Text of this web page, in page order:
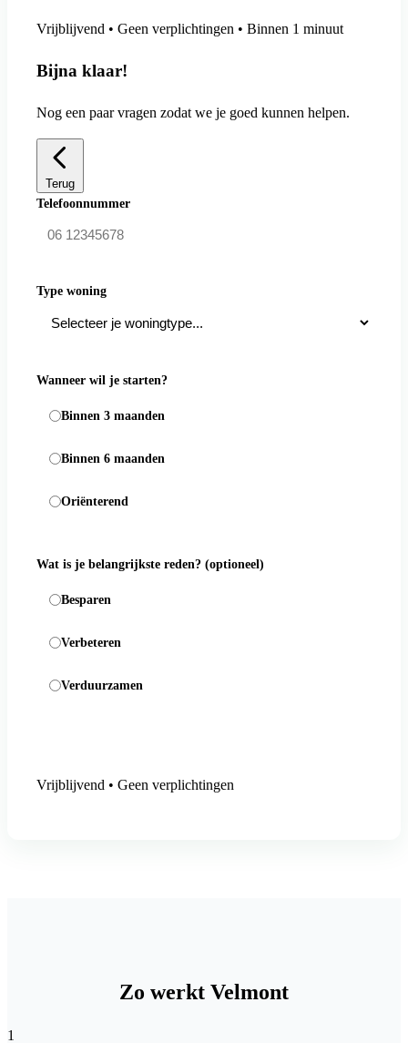
Vrijblijvend • Geen verplichtingen • Binnen 1 minuut
Bijna klaar!
Nog een paar vragen zodat we je goed kunnen helpen.
Terug
Telefoonnummer
Type woning
Wanneer wil je starten?
Binnen 3 maanden
Binnen 6 maanden
Oriënterend
Wat is je belangrijkste reden? (optioneel)
Besparen
Verbeteren
Verduurzamen
Vrijblijvend • Geen verplichtingen
Zo werkt Velmont
1